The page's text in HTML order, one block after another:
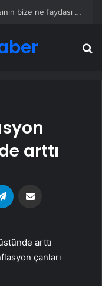
Bahar Feyzan: PKK’nın silah bırakmasının bize ne faydası var
arttı
çanları